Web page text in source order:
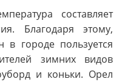
составляет
Благодаря этому,
в городе пользуется
зимних видов
и коньки. Орел